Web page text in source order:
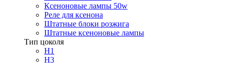
Ксеноновые лампы 50w
Реле для ксенона
Штатные блоки розжига
Штатные ксеноновые лампы
Тип цоколя
H1
H3